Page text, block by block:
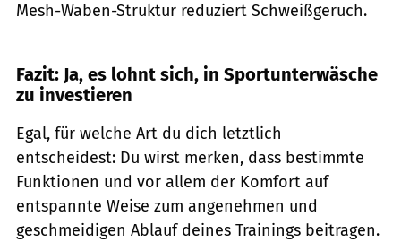
Mesh-Waben-Struktur reduziert Schweißgeruch.
Fazit: Ja, es lohnt sich, in Sportunterwäsche
zu investieren
Egal, für welche Art du dich letztlich
entscheidest: Du wirst merken, dass bestimmte
Funktionen und vor allem der Komfort auf
entspannte Weise zum angenehmen und
geschmeidigen Ablauf deines Trainings beitragen.